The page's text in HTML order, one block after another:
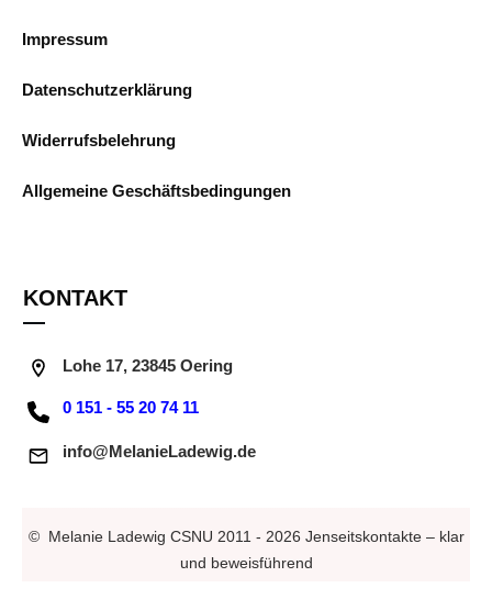
Impressum
Datenschutzerklärung
Widerrufsbelehrung
Allgemeine Geschäftsbedingungen
KONTAKT
Lohe 17, 23845 Oering
0 151 - 55 20 74 11
info@MelanieLadewig.de
© Melanie Ladewig CSNU 2011 - 2026 Jenseitskontakte – klar
und beweisführend